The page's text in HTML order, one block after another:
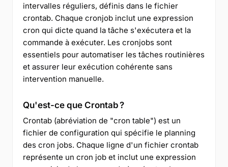
intervalles réguliers, définis dans le fichier
crontab. Chaque cronjob inclut une expression
cron qui dicte quand la tâche s'exécutera et la
commande à exécuter. Les cronjobs sont
essentiels pour automatiser les tâches routinières
et assurer leur exécution cohérente sans
intervention manuelle.
Qu'est-ce que Crontab ?
Crontab (abréviation de "cron table") est un
fichier de configuration qui spécifie le planning
des cron jobs. Chaque ligne d'un fichier crontab
représente un cron job et inclut une expression